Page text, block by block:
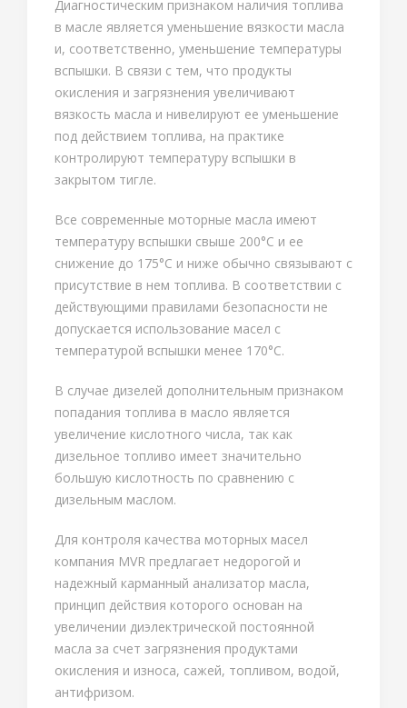
Диагностическим признаком наличия топлива
в масле является уменьшение вязкости масла
и, соответственно, уменьшение температуры
вспышки. В связи с тем, что продукты
окисления и загрязнения увеличивают
вязкость масла и нивелируют ее уменьшение
под действием топлива, на практике
контролируют температуру вспышки в
закрытом тигле.
Все современные моторные масла имеют
температуру вспышки свыше 200°С и ее
снижение до 175°С и ниже обычно связывают с
присутствие в нем топлива. В соответствии с
действующими правилами безопасности не
допускается использование масел с
температурой вспышки менее 170°С.
В случае дизелей дополнительным признаком
попадания топлива в масло является
увеличение кислотного числа, так как
дизельное топливо имеет значительно
большую кислотность по сравнению с
дизельным маслом.
Для контроля качества моторных масел
компания MVR предлагает недорогой и
надежный карманный анализатор масла,
принцип действия которого основан на
увеличении диэлектрической постоянной
масла за счет загрязнения продуктами
окисления и износа, сажей, топливом, водой,
антифризом.